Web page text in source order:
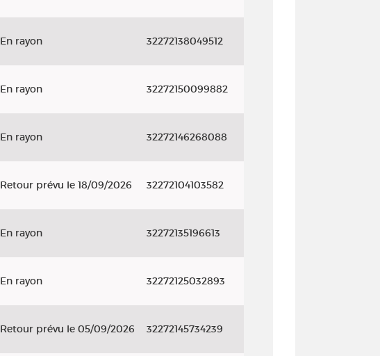
En rayon 32272138049512
En rayon 32272150099882
En rayon 32272146268088
Retour prévu le 18/09/2026 32272104103582
En rayon 32272135196613
En rayon 32272125032893
Retour prévu le 05/09/2026 32272145734239